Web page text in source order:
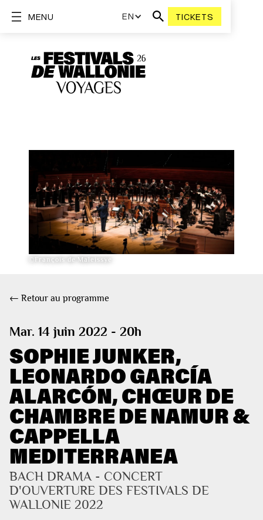
EN TICKETS
MENU
©François de Maleissye
← Retour au programme
Mar. 14 juin 2022 - 20h
SOPHIE JUNKER,
LEONARDO GARCÍA
ALARCÓN, CHŒUR DE
CHAMBRE DE NAMUR &
CAPPELLA
MEDITERRANEA
BACH DRAMA - CONCERT
D'OUVERTURE DES FESTIVALS DE
WALLONIE 2022